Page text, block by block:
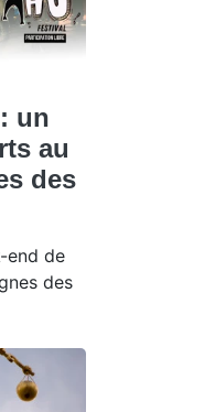
un
au
des
end de
des